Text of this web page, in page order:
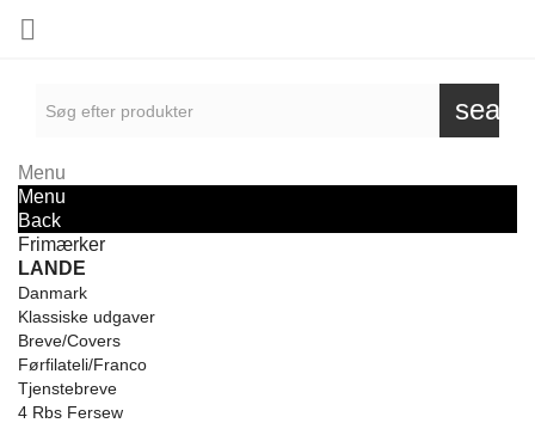

Menu
Menu
Back
Frimærker
LANDE
Danmark
Klassiske udgaver
Breve/Covers
Førfilateli/Franco
Tjenstebreve
4 Rbs Fersew